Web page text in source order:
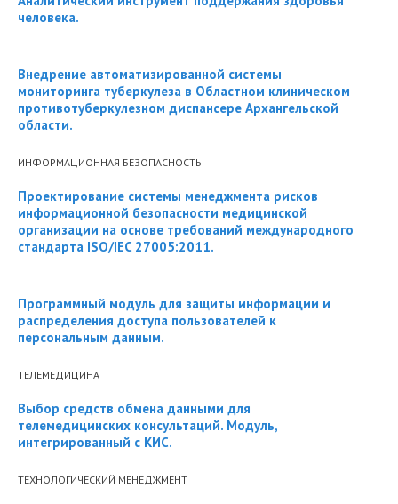
человека.
Внедрение автоматизированной системы
мониторинга туберкулеза в Областном клиническом
противотуберкулезном диспансере Архангельской
области.
ИНФОРМАЦИОННАЯ БЕЗОПАСНОСТЬ
Проектирование системы менеджмента рисков
информационной безопасности медицинской
организации на основе требований международного
стандарта ISO/IEC 27005:2011.
Программный модуль для защиты информации и
распределения доступа пользователей к
персональным данным.
ТЕЛЕМЕДИЦИНА
Выбор средств обмена данными для
телемедицинских консультаций. Модуль,
интегрированный с КИС.
ТЕХНОЛОГИЧЕСКИЙ МЕНЕДЖМЕНТ